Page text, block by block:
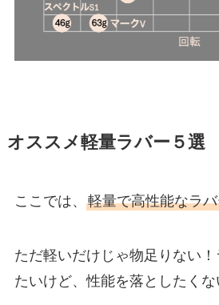
オススメ軽量ラバー５選
ここでは、 軽量で高性能なラ
ただ軽いだけじゃ物足りない
たいけど、性能を落としたくな